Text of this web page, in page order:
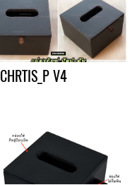
CHRTIS_P V4